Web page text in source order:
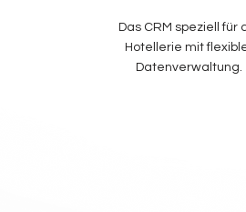
Das CRM speziell für
Hotellerie mit
Datenverwaltung.